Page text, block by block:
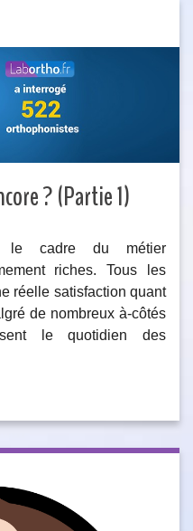
? (Partie 1)
le cadre du métier
riches. Tous les
réelle satisfaction quant
de nombreux à-côtés
le quotidien des